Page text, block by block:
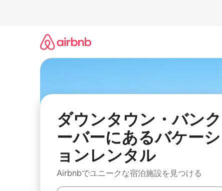
ダウンタウン・バンク
ーバーにあるバケーシ
ョンレンタル
Airbnbでユニークな宿泊施設を見つける